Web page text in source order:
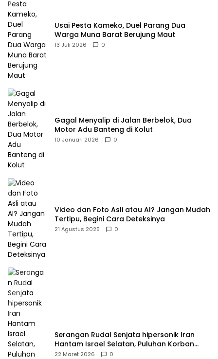
Usai Pesta Kameko, Duel Parang Dua
Warga Muna Barat Berujung Maut
13 Juli 2026 0
Gagal Menyalip di Jalan Berbelok, Dua
Motor Adu Banteng di Kolut
10 Januari 2026 0
Video dan Foto Asli atau AI? Jangan Mudah
Tertipu, Begini Cara Deteksinya
21 Agustus 2025 0
Serangan Rudal Senjata hipersonik Iran
Hantam Israel Selatan, Puluhan Korban
Dilaporkan Meninggal dan Ratusan Terluka
22 Maret 2026 0